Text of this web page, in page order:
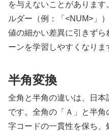
を与えないことがありま
ルダー（例：「<NUM>」
値の細かい差異に引きず
ーンを学習しやすくなりま
半角変換
全角と半角の違いは、日
です。全角の「Ａ」と半
字コードの一貫性を保ち